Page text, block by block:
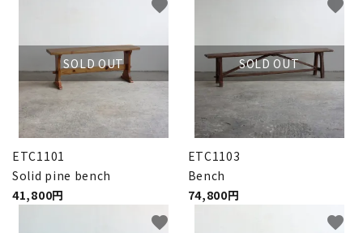
SOLD OUT
ETC1101
Solid pine bench
41,800円
favorite
SOLD OUT
ETC1103
Bench
74,800円
favorite
favorite favorite